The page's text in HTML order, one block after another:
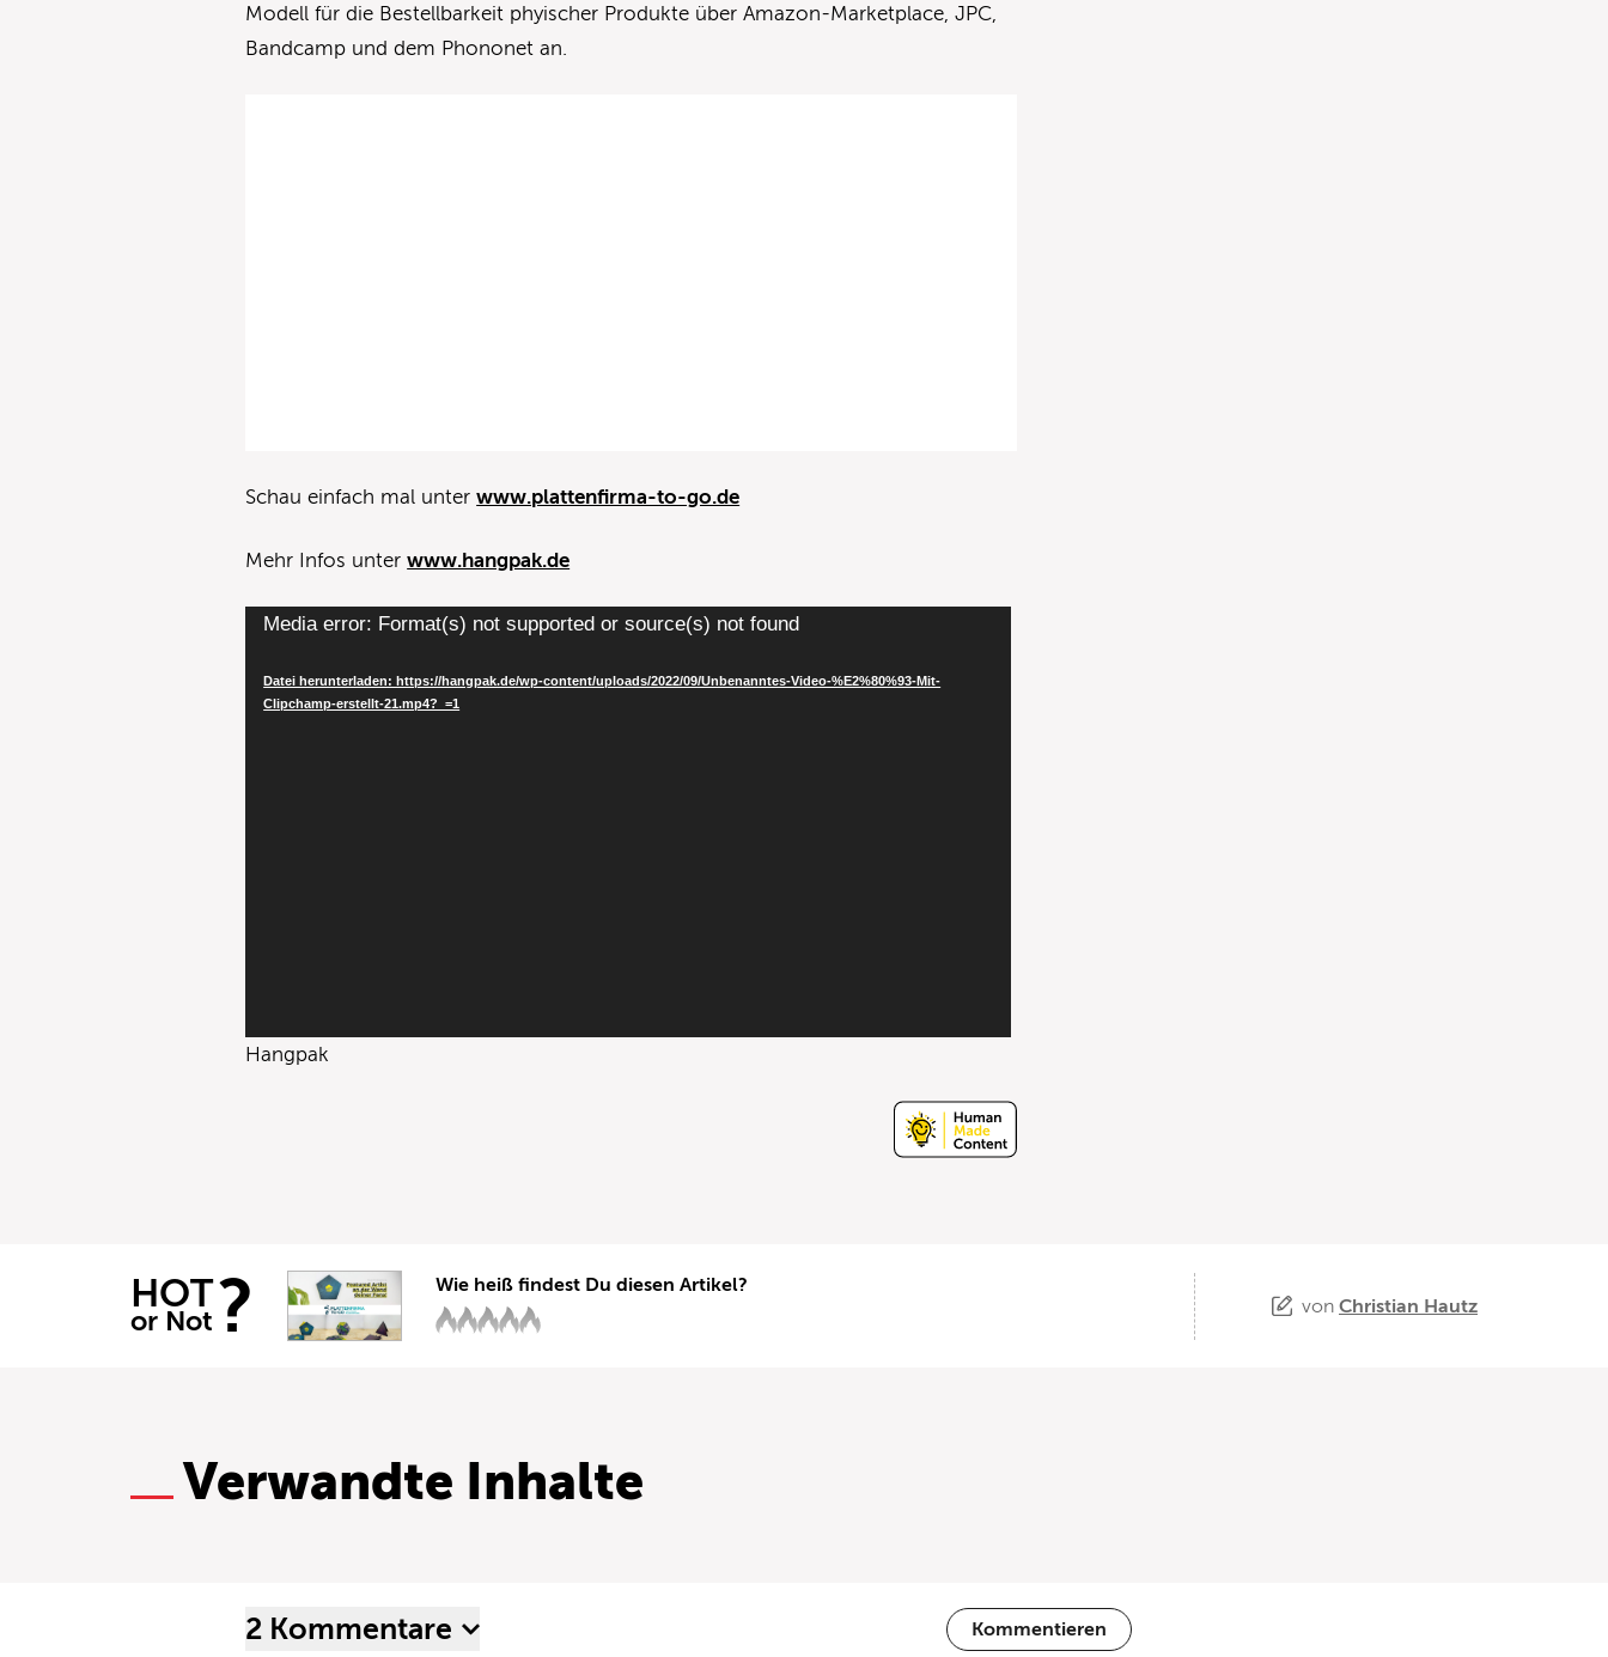
Modell für die Bestellbarkeit phyischer Produkte über Amazon-Marketplace, JPC,
Bandcamp und dem Phononet an.
Schau einfach mal unterwww.plattenfirma-to-go.de
Mehr Infos unterwww.hangpak.de
Video-
Media error: Format(s) not supported or source(s) not found
Datei herunterladen: https://hangpak.de/wp-content/uploads/2022/09/Unbenanntes-Video-%E2%80%93-Mit-
Clipchamp-erstellt-21.mp4?_=1
Hangpak
HOT
or Not ?
Wie heiß findest Du diesen Artikel?
von Christian Hautz
Verwandte Inhalte
2 Kommentare Kommentieren